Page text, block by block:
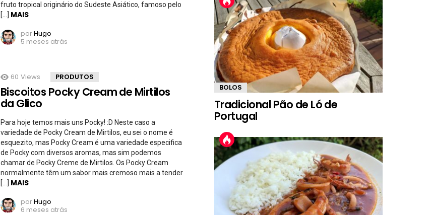
fruto tropical originário do Sudeste Asiático, famoso pelo
[…] MAIS
porHugo
5 meses atrás
60 Views PRODUTOS
Biscoitos Pocky Cream de Mirtilos
da Glico
Para hoje temos mais uns Pocky! :D Neste caso a
variedade de Pocky Cream de Mirtilos, eu sei o nome é
esquezito, mas Pocky Cream é uma variedade especifica
de Pocky com diversos aromas, mas sim podemos
chamar de Pocky Creme de Mirtilos. Os Pocky Cream
normalmente têm um sabor mais cremoso mais a tender
[…] MAIS
porHugo
6 meses atrás
BOLOS
Tradicional Pão de Ló de
Portugal